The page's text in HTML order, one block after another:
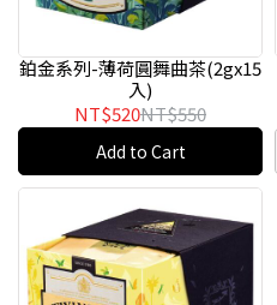
鉑金系列-薄荷圓舞曲茶(2gx15
入)
NT$520NT$550
Add to Cart